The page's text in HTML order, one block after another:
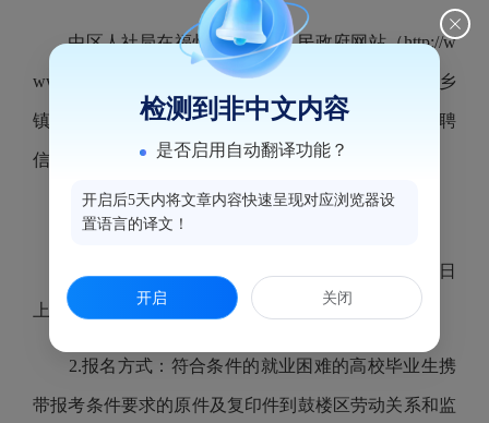
由区人社局在福州市鼓楼区人民政府网站（http://w
ww.gl.gov.cn/xjwz/zwgkml/rsxx/zkzp/ ）和各街道（乡
镇）、社区基层劳动保障平台广泛发布公益性岗位招聘
信息，发布时间为 2026年6月1日—6月30 日。
（二）现场报名和资格审查
日（正常工作日
上午8:30-12:00 ，下午 3:00-6:00
2.报名方式：符合条件的就业困难的高校毕业生携
带报考条件要求的原件及复印件到鼓楼区劳动关系和监
检测到非中文内容
是否启用自动翻译功能？
开启后5天内将文章内容快速呈现对应浏览器设
置语言的译文！
开启 关闭